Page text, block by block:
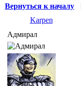
Вернуться к началу
Karpen
Адмирал